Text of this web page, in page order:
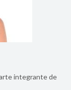
integrante de